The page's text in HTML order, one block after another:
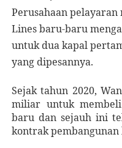
Perusahaan pelayaran
Lines baru-baru
untuk dua kapal
yang dipesannya.
Sejak tahun 2020,
miliar untuk
baru dan sejauh ini
kontrak pembangunan